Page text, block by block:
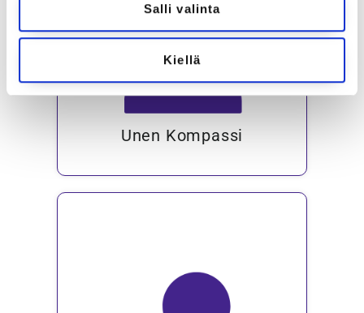
Salli valinta
Kiellä
Unen Kompassi